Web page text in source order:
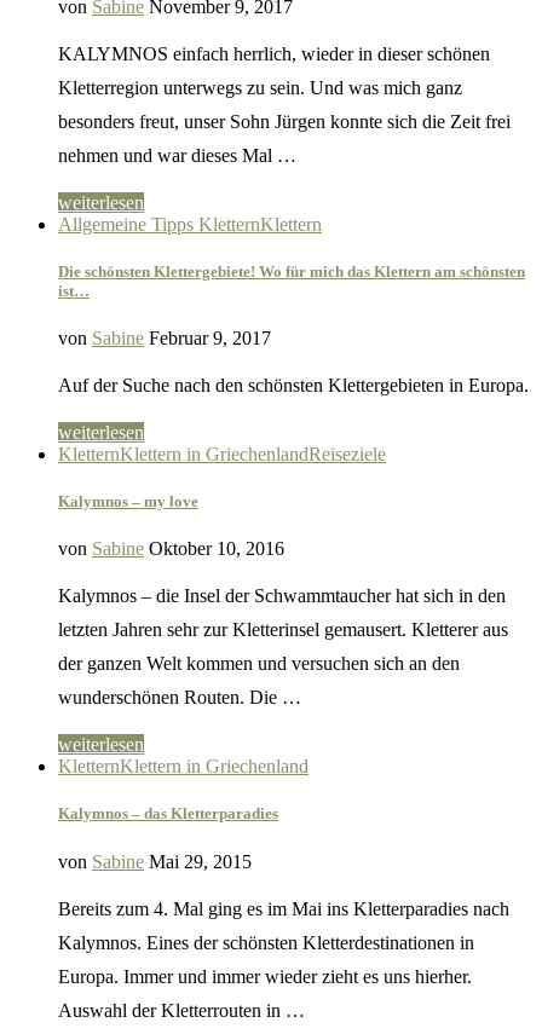
von Sabine November 9, 2017
KALYMNOS einfach herrlich, wieder in dieser schönen
Kletterregion unterwegs zu sein. Und was mich ganz
besonders freut, unser Sohn Jürgen konnte sich die Zeit frei
nehmen und war dieses Mal …
weiterlesen
Allgemeine Tipps KletternKlettern
Die schönsten Klettergebiete! Wo für mich das Klettern am schönsten
ist…
von Sabine Februar 9, 2017
Auf der Suche nach den schönsten Klettergebieten in Europa.
weiterlesen
KletternKlettern in GriechenlandReiseziele
Kalymnos – my love
von Sabine Oktober 10, 2016
Kalymnos – die Insel der Schwammtaucher hat sich in den
letzten Jahren sehr zur Kletterinsel gemausert. Kletterer aus
der ganzen Welt kommen und versuchen sich an den
wunderschönen Routen. Die …
weiterlesen
KletternKlettern in Griechenland
Kalymnos – das Kletterparadies
von Sabine Mai 29, 2015
Bereits zum 4. Mal ging es im Mai ins Kletterparadies nach
Kalymnos. Eines der schönsten Kletterdestinationen in
Europa. Immer und immer wieder zieht es uns hierher.
Auswahl der Kletterrouten in …